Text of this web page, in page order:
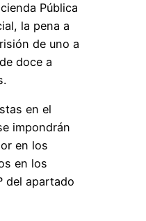
Pública
la pena a
de uno a
doce a
en el
impondrán
en los
en los
del apartado